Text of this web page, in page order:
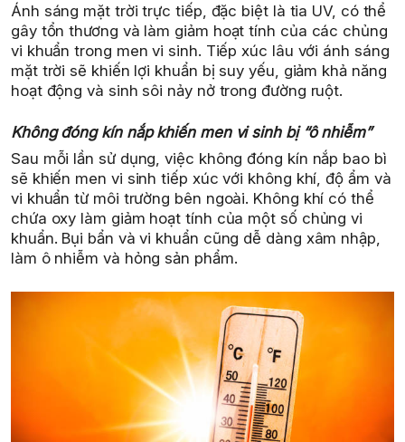
Ánh sáng mặt trời trực tiếp, đặc biệt là tia UV, có thể
gây tổn thương và làm giảm hoạt tính của các chủng
vi khuẩn trong men vi sinh. Tiếp xúc lâu với ánh sáng
mặt trời sẽ khiến lợi khuẩn bị suy yếu, giảm khả năng
hoạt động và sinh sôi nảy nở trong đường ruột.
Không đóng kín nắp khiến men vi sinh bị “ô nhiễm”
Sau mỗi lần sử dụng, việc không đóng kín nắp bao bì
sẽ khiến men vi sinh tiếp xúc với không khí, độ ẩm và
vi khuẩn từ môi trường bên ngoài. Không khí có thể
chứa oxy làm giảm hoạt tính của một số chủng vi
khuẩn. Bụi bẩn và vi khuẩn cũng dễ dàng xâm nhập,
làm ô nhiễm và hỏng sản phẩm.